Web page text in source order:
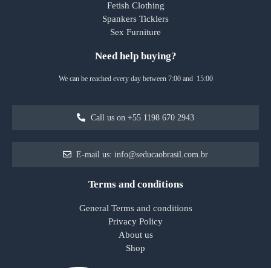
Fetish Clothing
Spankers Ticklers
Sex Furniture
Need help buying?
We can be reached every day between 7:00 and 15:00
Call us on +55 1198 670 2943
E-mail us: info@seducaobrasil.com.br
Terms and conditions
General Terms and conditions
Privacy Policy
About us
Shop